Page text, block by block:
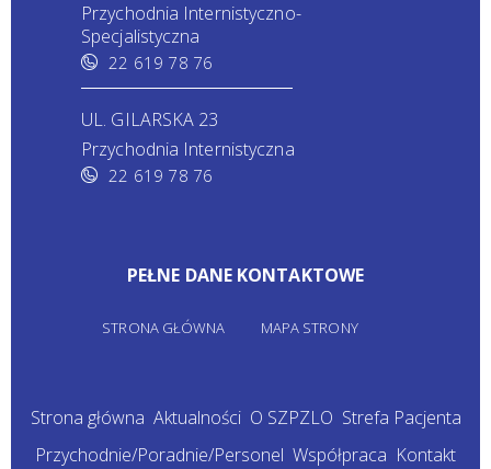
Przychodnia Internistyczno-
Specjalistyczna
22 619 78 76
UL. GILARSKA 23
Przychodnia Internistyczna
22 619 78 76
PEŁNE DANE KONTAKTOWE
STRONA GŁÓWNA MAPA STRONY
Strona główna Aktualności O SZPZLO Strefa Pacjenta
Przychodnie/Poradnie/Personel Współpraca Kontakt